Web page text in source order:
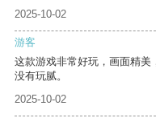
2025-10-02
游客
这款游戏非常好玩，画面精
没有玩腻。
2025-10-02